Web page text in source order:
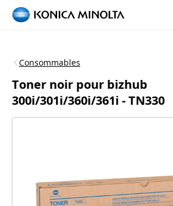
Consommables
Toner noir pour bizhub
300i/301i/360i/361i - TN330